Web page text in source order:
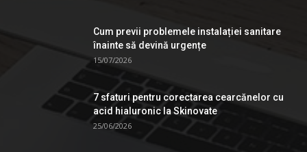
Cum previi problemele instalației sanitare
înainte să devină urgențe
15/07/2026
7 sfaturi pentru corectarea cearcănelor cu
acid hialuronic la Skinovate
25/06/2026